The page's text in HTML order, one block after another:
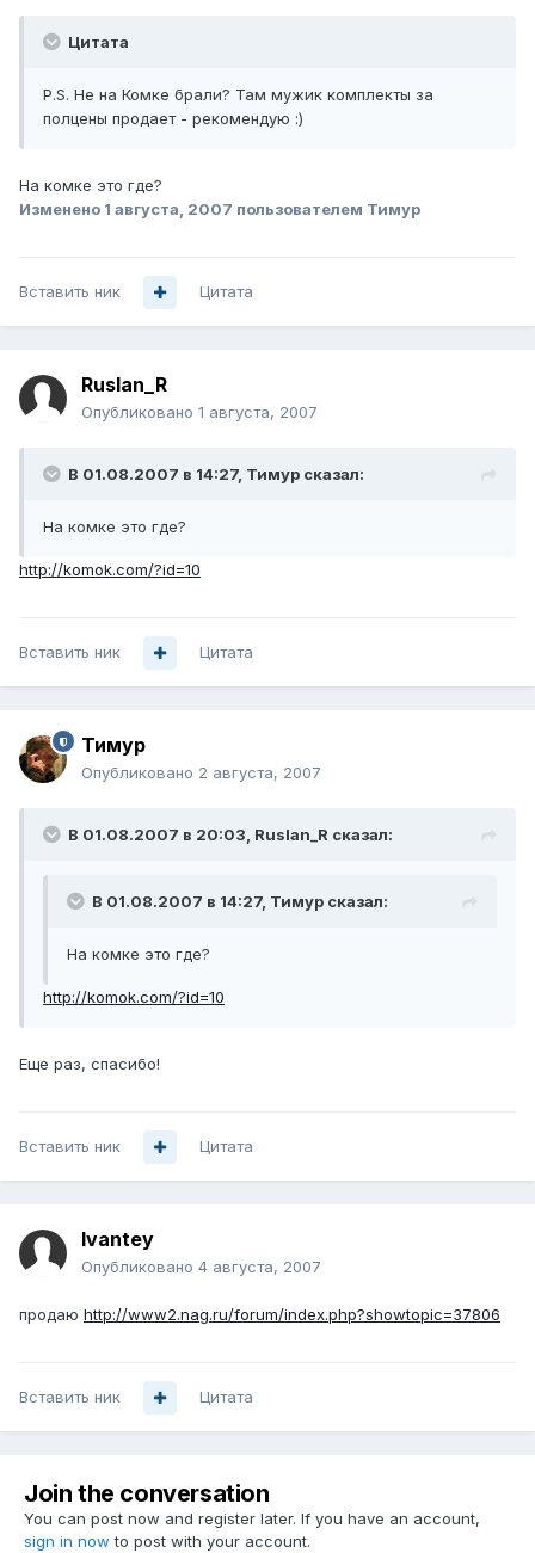
Цитата
P.S. Не на Комке брали? Там мужик комплекты за
полцены продает - рекомендую :)
На комке это где?
Изменено 1 августа, 2007 пользователем Тимур
Вставить ник Цитата
Ruslan_R
Опубликовано 1 августа, 2007
В 01.08.2007 в 14:27, Тимур сказал:
На комке это где?
http://komok.com/?id=10
Вставить ник Цитата
Тимур
Опубликовано 2 августа, 2007
В 01.08.2007 в 20:03, Ruslan_R сказал:
В 01.08.2007 в 14:27, Тимур сказал:
На комке это где?
http://komok.com/?id=10
Еще раз, спасибо!
Вставить ник Цитата
Ivantey
Опубликовано 4 августа, 2007
продаю http://www2.nag.ru/forum/index.php?showtopic=37806
Вставить ник Цитата
Join the conversation
You can post now and register later. If you have an account,
sign in now to post with your account.